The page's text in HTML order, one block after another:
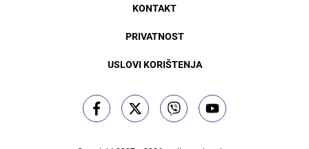
KONTAKT
PRIVATNOST
USLOVI KORIŠTENJA